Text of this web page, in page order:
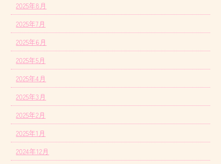
2025年8月
2025年7月
2025年6月
2025年5月
2025年4月
2025年3月
2025年2月
2025年1月
2024年12月